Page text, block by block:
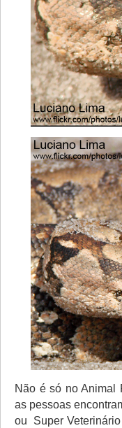
Não é só no Animal
as pessoas
ou Super Veterinário